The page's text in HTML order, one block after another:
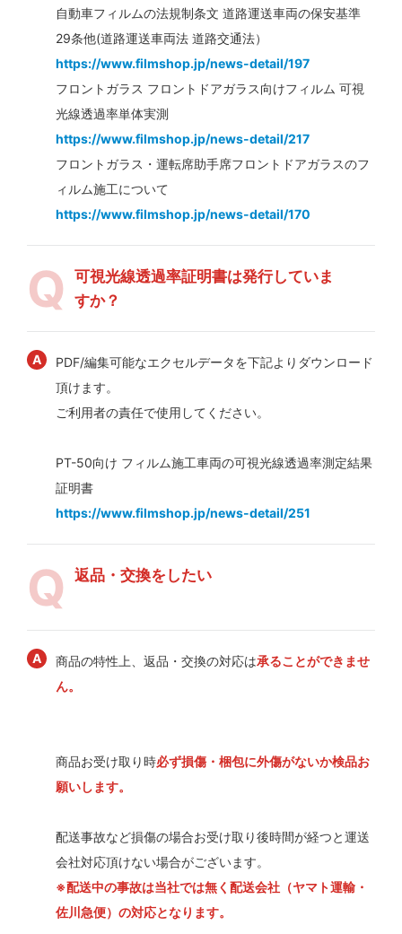
自動車フィルムの法規制条文 道路運送車両の保安基準
29条他(道路運送車両法 道路交通法）
https://www.filmshop.jp/news-detail/197
フロントガラス フロントドアガラス向けフィルム 可視
光線透過率単体実測
https://www.filmshop.jp/news-detail/217
フロントガラス・運転席助手席フロントドアガラスのフ
ィルム施工について
https://www.filmshop.jp/news-detail/170
可視光線透過率証明書は発行していま
すか？
PDF/編集可能なエクセルデータを下記よりダウンロード
頂けます。
ご利用者の責任で使用してください。
PT-50向け フィルム施工車両の可視光線透過率測定結果
証明書
https://www.filmshop.jp/news-detail/251
返品・交換をしたい
商品の特性上、返品・交換の対応は承ることができませ
ん。
商品お受け取り時必ず損傷・梱包に外傷がないか検品お
願いします。
配送事故など損傷の場合お受け取り後時間が経つと運送
会社対応頂けない場合がございます。
※配送中の事故は当社では無く配送会社（ヤマト運輸・
佐川急便）の対応となります。